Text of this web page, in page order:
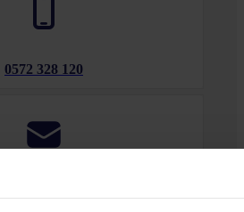
0572 328 120